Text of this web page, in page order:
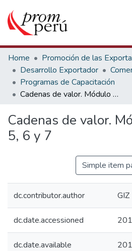
Communities & Collections
All of DSpace
Statistics
Estadísticas Externas
Home
Desarrollo Exportador
Programas de Capacitación
Cadenas de valor. Módulo 1, 2, 3, 4, 5, 6 y 7
Cadenas de valor.
5, 6 y 7
Simple item
dc.contributor.author GIZ
dc.date.accessioned
dc.date.available